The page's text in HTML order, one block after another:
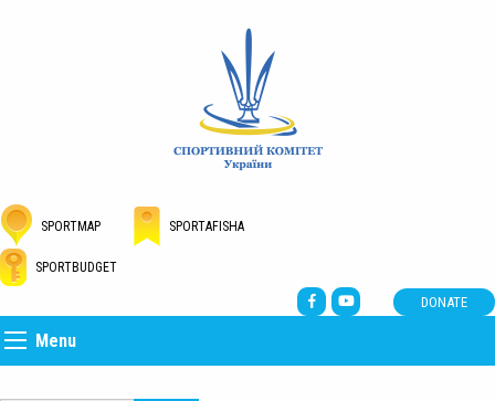
SPORTMAP SPORTAFISHA
SPORTBUDGET
DONATE
Menu